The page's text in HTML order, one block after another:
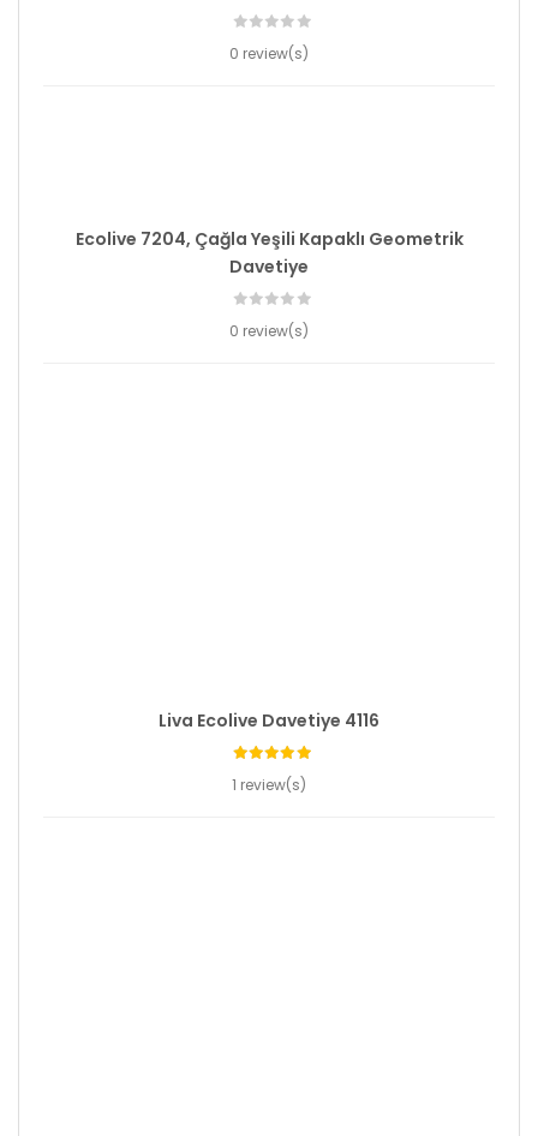
0 review(s)
Ecolive 7204, Çağla Yeşili Kapaklı Geometrik
Davetiye
0 review(s)
Liva Ecolive Davetiye 4116
1 review(s)